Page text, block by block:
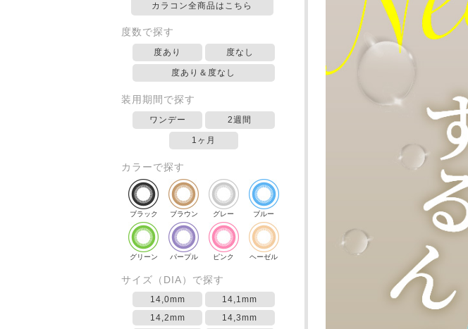
カラコン全商品はこちら
度数で探す
度あり 度なし
度あり＆度なし
装用期間で探す
ワンデー 2週間
1ヶ月
カラーで探す
ブラック ブラウン グレー ブルー
グリーン パープル ピンク ヘーゼル
サイズ（DIA）で探す
14,0mm
14,1mm
14,2mm
14,3mm